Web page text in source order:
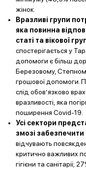
жінок.
Вразливі групи
яка повинна
статі та вікової
спостерігається у
допомоги є більш
Березовому,
грошової допомоги.
слід обов’язково
вразливості, яка
поширення Covid-19.
Усі сектори
змозі забезпечити
відчувають
критично важливих
гігієни та